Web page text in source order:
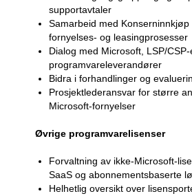
supportavtaler
Samarbeid med Konserninnkjøp
fornyelses- og leasingprosesser
Dialog med Microsoft, LSP/
programvareleverandører
Bidra i forhandlinger og
Prosjektlederansvar for større
Microsoft-fornyelser
Øvrige programvarelisenser
Forvaltning av ikke-Microsoft-
SaaS og abonnementsbaserte
Helhetlig oversikt over